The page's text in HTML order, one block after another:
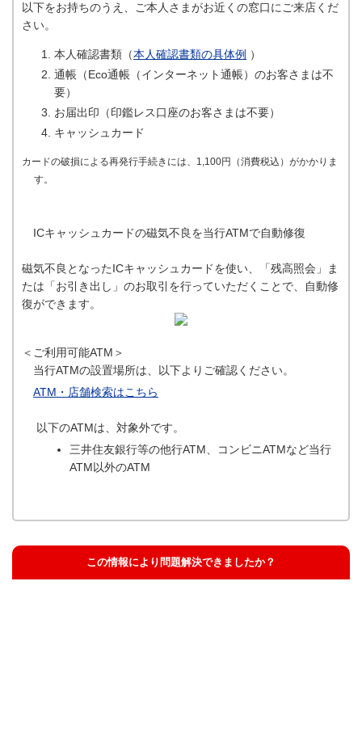
以下をお持ちのうえ、ご本人さまがお近くの窓口にご来店くだ
さい。
本人確認書類（本人確認書類の具体例 ）
通帳（Eco通帳（インターネット通帳）のお客さまは不
要）
お届出印（印鑑レス口座のお客さまは不要）
キャッシュカード
カードの破損による再発行手続きには、1,100円（消費税込）がかかりま
す。
ICキャッシュカードの磁気不良を当行ATMで自動修復
磁気不良となったICキャッシュカードを使い、「残高照会」ま
たは「お引き出し」のお取引を行っていただくことで、自動修
復ができます。
＜ご利用可能ATM＞
当行ATMの設置場所は、以下よりご確認ください。
ATM・店舗検索はこちら
以下のATMは、対象外です。
三井住友銀行等の他行ATM、コンビニATMなど当行
ATM以外のATM
この情報により問題解決できましたか？